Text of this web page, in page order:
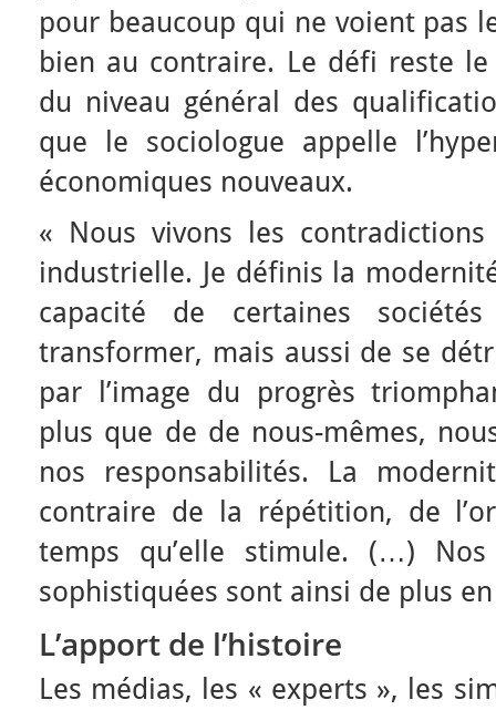
pour beaucoup qui ne voient pas
bien au contraire. Le défi reste le
du niveau général des
que le sociologue appelle
économiques nouveaux.
« Nous vivons les
industrielle. Je définis la
capacité de certaines
transformer, mais aussi de se
par l’image du progrès
plus que de de nous-mêmes,
nos responsabilités. La
contraire de la répétition, de
temps qu’elle stimule. (…)
sophistiquées sont ainsi de plus
L’apport de l’histoire
Les médias, les « experts », les